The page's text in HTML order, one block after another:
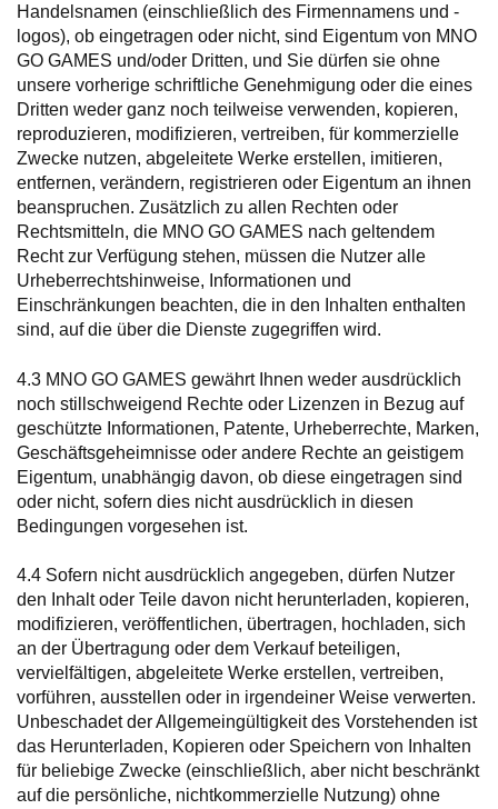
Handelsnamen (einschließlich des Firmennamens und -
logos), ob eingetragen oder nicht, sind Eigentum von MNO
GO GAMES und/oder Dritten, und Sie dürfen sie ohne
unsere vorherige schriftliche Genehmigung oder die eines
Dritten weder ganz noch teilweise verwenden, kopieren,
reproduzieren, modifizieren, vertreiben, für kommerzielle
Zwecke nutzen, abgeleitete Werke erstellen, imitieren,
entfernen, verändern, registrieren oder Eigentum an ihnen
beanspruchen. Zusätzlich zu allen Rechten oder
Rechtsmitteln, die MNO GO GAMES nach geltendem
Recht zur Verfügung stehen, müssen die Nutzer alle
Urheberrechtshinweise, Informationen und
Einschränkungen beachten, die in den Inhalten enthalten
sind, auf die über die Dienste zugegriffen wird.
4.3 MNO GO GAMES gewährt Ihnen weder ausdrücklich
noch stillschweigend Rechte oder Lizenzen in Bezug auf
geschützte Informationen, Patente, Urheberrechte, Marken,
Geschäftsgeheimnisse oder andere Rechte an geistigem
Eigentum, unabhängig davon, ob diese eingetragen sind
oder nicht, sofern dies nicht ausdrücklich in diesen
Bedingungen vorgesehen ist.
4.4 Sofern nicht ausdrücklich angegeben, dürfen Nutzer
den Inhalt oder Teile davon nicht herunterladen, kopieren,
modifizieren, veröffentlichen, übertragen, hochladen, sich
an der Übertragung oder dem Verkauf beteiligen,
vervielfältigen, abgeleitete Werke erstellen, vertreiben,
vorführen, ausstellen oder in irgendeiner Weise verwerten.
Unbeschadet der Allgemeingültigkeit des Vorstehenden ist
das Herunterladen, Kopieren oder Speichern von Inhalten
für beliebige Zwecke (einschließlich, aber nicht beschränkt
auf die persönliche, nichtkommerzielle Nutzung) ohne